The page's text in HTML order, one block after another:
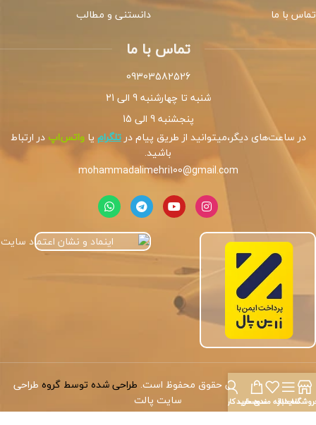
تماس با ما
دانستنی و مطالب
تماس با ما
09303582526
شنبه تا چهارشنبه 9 الی 21
پنجشنبه 9 الی 15
در ساعت‌های دیگر،میتوانید از طریق پیام درتلگرام یاواتس‌اپدر ارتباط
باشید.
mohammadalimehri100@gmail.com
کپی‌رایت©تمامی حقوق محفوظ است. طراحی شده توسط گروه طراحی
سایت پالت
سایدبار
علاقه مندیسبد خرید
حساب کاربری من